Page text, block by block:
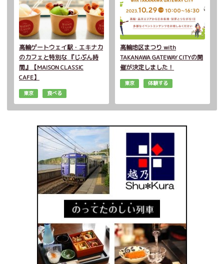
高輪ゲートウェイ駅・エキナカ
のカフェと特別な 『じぶん時
間』【MAISON CLASSIC
CAFE】
東京 食べる
高輪地区まつり with
TAKANAWA GATEWAY CITYの開
催が決定しました！
東京 体験する